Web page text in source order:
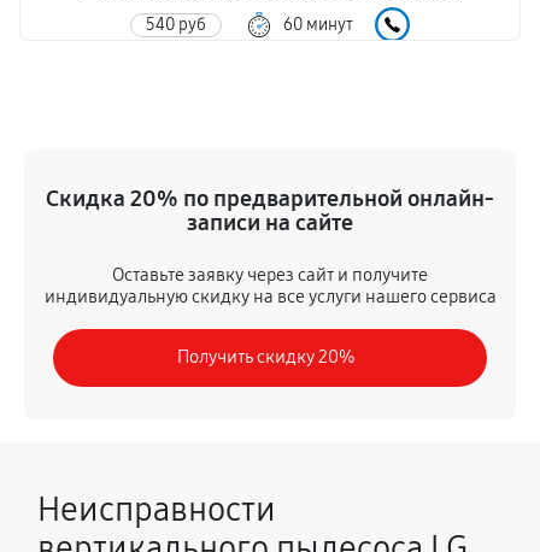
540 руб 60 минут
360 руб 60 минут
Прошивка
600 руб 60 минут
Ремонт электродвигателя
Скидка 20% по предварительной онлайн-
записи на сайте
Оставьте заявку через сайт и получите
индивидуальную скидку на все услуги нашего сервиса
Получить скидку 20%
Неисправности